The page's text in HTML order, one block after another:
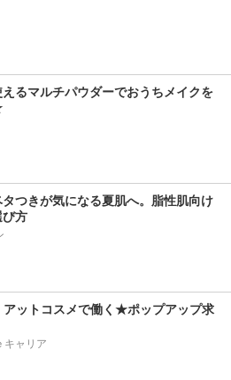
るマルチパウダーでおうちメイクを
つきが気になる夏肌へ。脂性肌向け
び方
アットコスメで働く★ポップアップ求
キャリア